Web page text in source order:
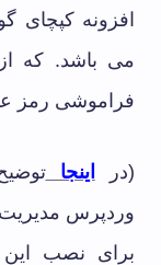
می باشد. که
فراموشی رمز
(در اینجا
وردپرس مدیریت
برای نصب این